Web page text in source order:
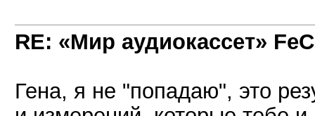
RE: «Мир аудиокассет»
Гена, я не "попадаю", это